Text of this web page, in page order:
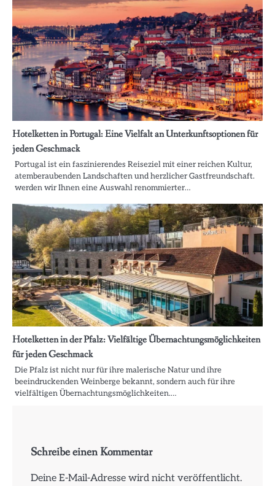
Hotelketten in Portugal: Eine Vielfalt an Unterkunftsoptionen für
jeden Geschmack
Portugal ist ein faszinierendes Reiseziel mit einer reichen Kultur,
atemberaubenden Landschaften und herzlicher Gastfreundschaft.
werden wir Ihnen eine Auswahl renommierter…
Hotelketten in der Pfalz: Vielfältige Übernachtungsmöglichkeiten
für jeden Geschmack
Die Pfalz ist nicht nur für ihre malerische Natur und ihre
beeindruckenden Weinberge bekannt, sondern auch für ihre
vielfältigen Übernachtungsmöglichkeiten.…
Schreibe einen Kommentar
Deine E-Mail-Adresse wird nicht veröffentlicht.